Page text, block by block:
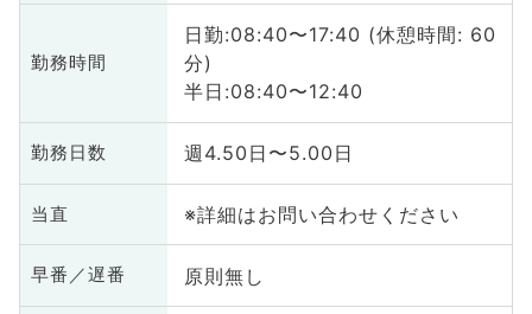
勤務時間
日勤:08:40〜17:40 (休憩時間: 60
分)
半日:08:40〜12:40
勤務日数 週4.50日〜5.00日
当直 ※詳細はお問い合わせください
早番／遅番 原則無し